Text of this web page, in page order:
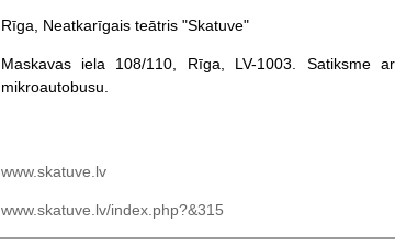
Rīga, Neatkarīgais teātris "Skatuve"
Maskavas iela 108/110, Rīga, LV-1003.
mikroautobusu.
www.skatuve.lv
www.skatuve.lv/index.php?&315